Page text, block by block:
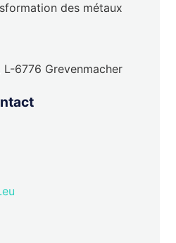
des métaux
L-6776 Grevenmacher